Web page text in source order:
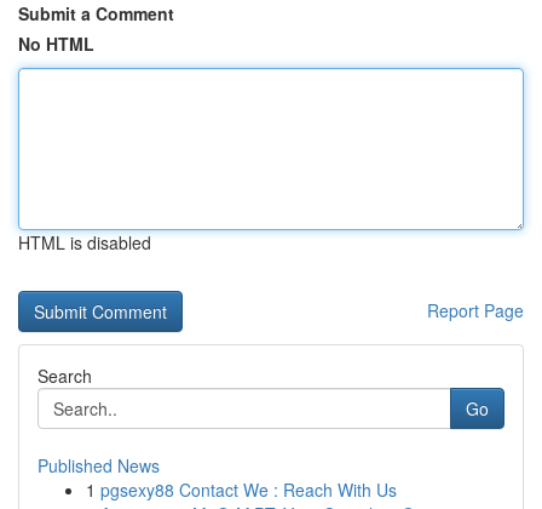
Submit a Comment
No HTML
HTML is disabled
Report Page
Search
Go
Published News
1 pgsexy88 Contact We : Reach With Us